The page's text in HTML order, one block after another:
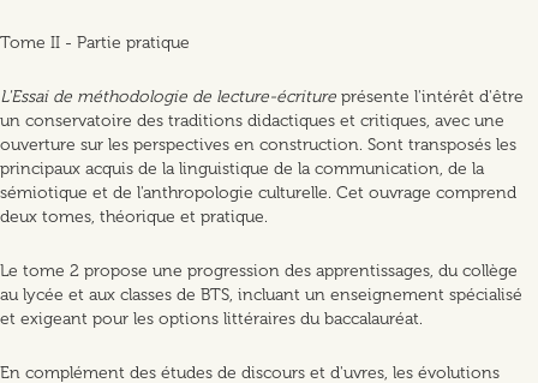
Tome II - Partie pratique
L'Essai de méthodologie de lecture-écriture présente l'intérêt d'être
un conservatoire des traditions didactiques et critiques, avec une
ouverture sur les perspectives en construction. Sont transposés les
principaux acquis de la linguistique de la communication, de la
sémiotique et de l'anthropologie culturelle. Cet ouvrage comprend
deux tomes, théorique et pratique.
Le tome 2 propose une progression des apprentissages, du collège
au lycée et aux classes de BTS, incluant un enseignement spécialisé
et exigeant pour les options littéraires du baccalauréat.
En complément des études de discours et d'uvres, les évolutions